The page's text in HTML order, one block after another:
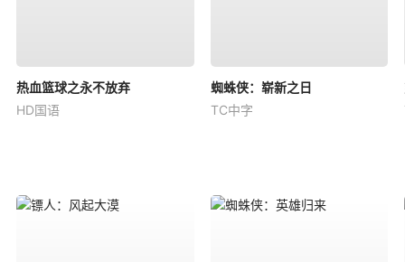
热血篮球之永不放弃
HD国语
蜘蛛侠：崭新之日
TC中字